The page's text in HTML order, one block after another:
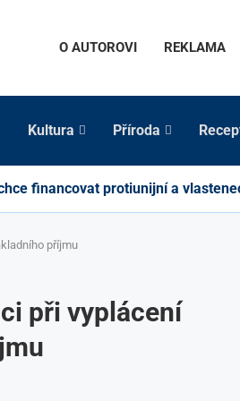
O AUTOROVI REKLAMA
Kultura Příroda
financovat protiunijní a
příjmu
při vyplácení